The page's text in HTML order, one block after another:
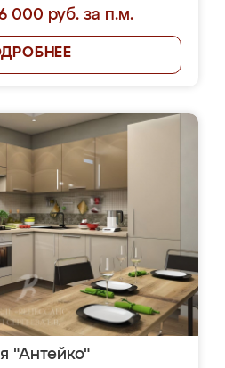
000 руб. за п.м.
"Антейко"